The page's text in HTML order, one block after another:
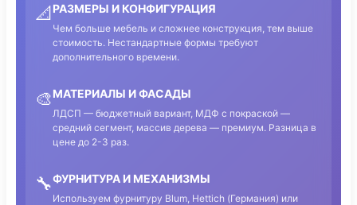
📐 РАЗМЕРЫ И КОНФИГУРАЦИЯ
Чем больше мебель и сложнее конструкция, тем выше
стоимость. Нестандартные формы требуют
дополнительного времени.
🎨МАТЕРИАЛЫ И ФАСАДЫ
ЛДСП — бюджетный вариант, МДФ с покраской —
средний сегмент, массив дерева — премиум. Разница в
цене до 2-3 раз.
🔧ФУРНИТУРА И МЕХАНИЗМЫ
Используем фурнитуру Blum, Hettich (Германия) или